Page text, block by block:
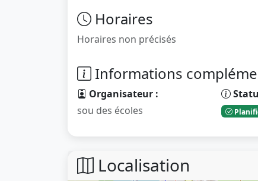
Horaires
Horaires non précisés
Informations
Organisateur :
sou des écoles
Localisation